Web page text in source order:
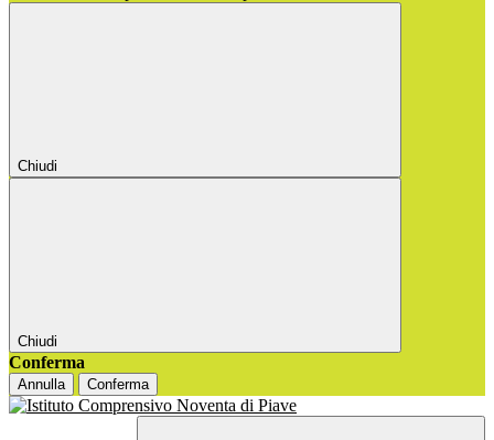
Chiudi
Chiudi
Conferma
Annulla Conferma